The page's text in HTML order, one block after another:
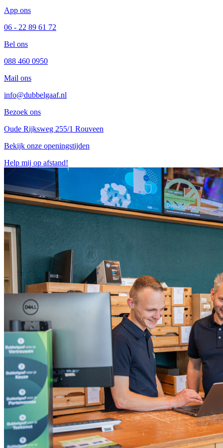
App ons
06 - 22 89 61 72
Bel ons
088 460 0950
Mail ons
info@dubbelgaaf.nl
Bezoek ons
Oude Rijksweg 255/1 Rouveen
Bekijk onze openingstijden
Help mij op afstand!